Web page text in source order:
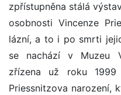
zpřístupněna stálá
osobnosti Vincenze
lázní, a to i po smrti
se nachází v Muzeu
zřízena už roku
Priessnitzova narození,